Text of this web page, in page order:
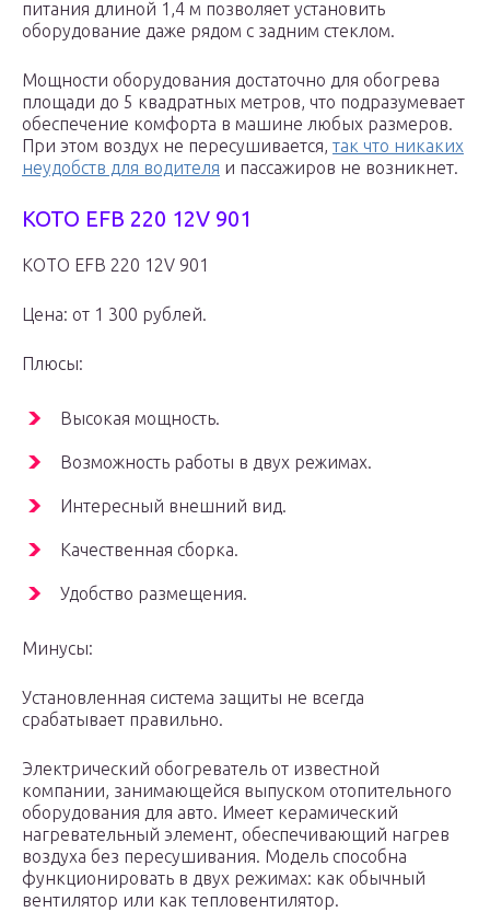
питания длиной 1,4 м позволяет установить
оборудование даже рядом с задним стеклом.
Мощности оборудования достаточно для обогрева
площади до 5 квадратных метров, что подразумевает
обеспечение комфорта в машине любых размеров.
При этом воздух не пересушивается, так что никаких
неудобств для водителя и пассажиров не возникнет.
KOTO EFB 220 12V 901
KOTO EFB 220 12V 901
Цена: от 1 300 рублей.
Плюсы:
Высокая мощность.
Возможность работы в двух режимах.
Интересный внешний вид.
Качественная сборка.
Удобство размещения.
Минусы:
Установленная система защиты не всегда
срабатывает правильно.
Электрический обогреватель от известной
компании, занимающейся выпуском отопительного
оборудования для авто. Имеет керамический
нагревательный элемент, обеспечивающий нагрев
воздуха без пересушивания. Модель способна
функционировать в двух режимах: как обычный
вентилятор или как тепловентилятор.